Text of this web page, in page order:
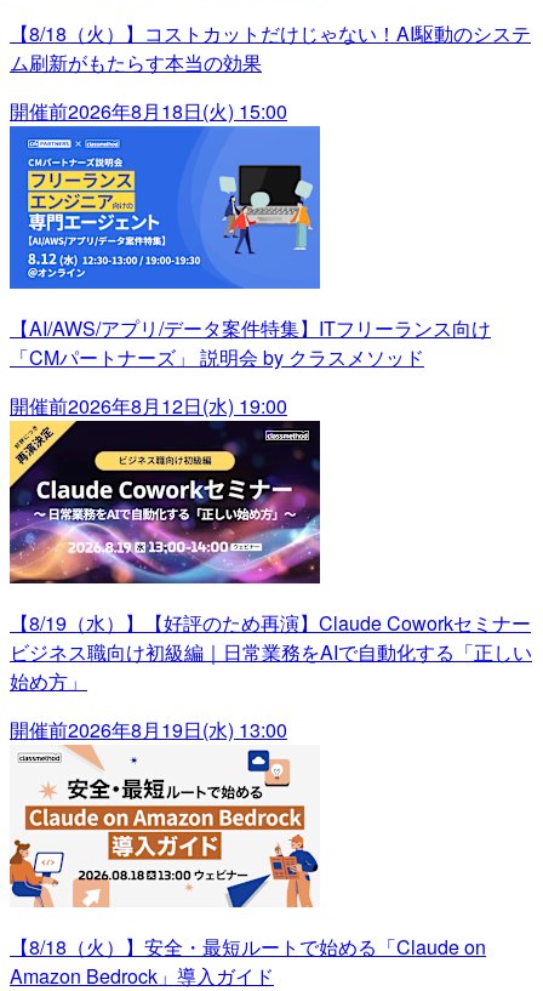
【8/18（火）】コストカットだけじゃない！AI駆動のシステ
ム刷新がもたらす本当の効果
開催前2026年8月18日(火) 15:00
【AI/AWS/アプリ/データ案件特集】ITフリーランス向け
「CMパートナーズ」 説明会 by クラスメソッド
開催前2026年8月12日(水) 19:00
【8/19（水）】【好評のため再演】Claude Coworkセミナー
ビジネス職向け初級編｜日常業務をAIで自動化する「正しい
始め方」
開催前2026年8月19日(水) 13:00
【8/18（火）】安全・最短ルートで始める「Claude on
Amazon Bedrock」導入ガイド